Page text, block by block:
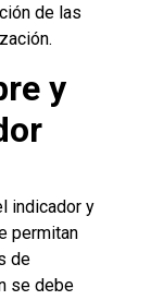
de las
y
indicador y
permitan
de
se debe